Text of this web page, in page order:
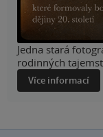
Jedna stará
rodinných
Více informací